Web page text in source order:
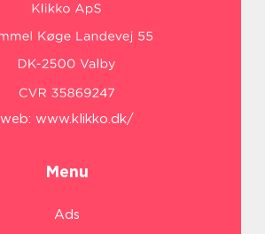
web: www.klikko.dk/
Menu
Ads